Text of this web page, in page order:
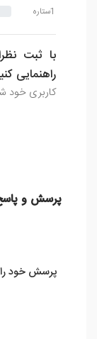
1ستاره
با ثبت
راهنمایی
کاربری خود
پرسش و